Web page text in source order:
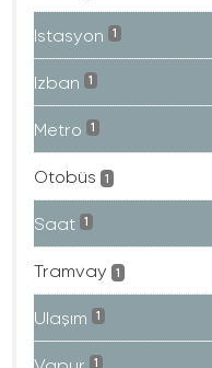
Istasyon 1
Izban 1
Metro 1
Otobüs 1
Saat 1
Tramvay 1
Ulaşım 1
1